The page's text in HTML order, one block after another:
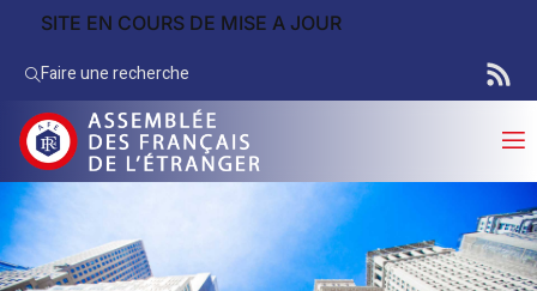
SITE EN COURS DE MISE A JOUR
Faire une recherche